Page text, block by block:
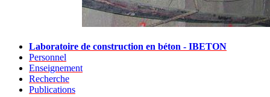
Laboratoire de construction en béton - IBETON
Personnel
Enseignement
Recherche
Publications